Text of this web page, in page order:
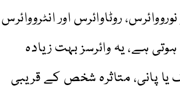
روٹاوائرس اور انٹرووائرس
ہے، یہ وائرسز بہت زیادہ
یا پانی، متاثرہ شخص کے قریبی